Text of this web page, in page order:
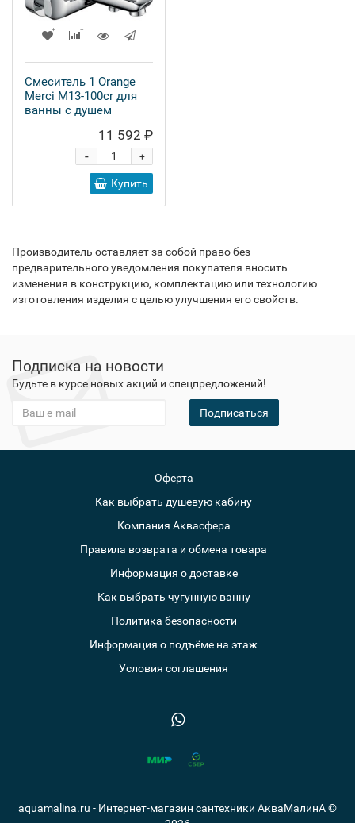
Смеситель 1 Orange
Merci M13-100cr для
ванны с душем
11 592 ₽
+
-
Купить
Производитель оставляет за собой право без
предварительного уведомления покупателя вносить
изменения в конструкцию, комплектацию или технологию
изготовления изделия с целью улучшения его свойств.
Подписка на новости
Будьте в курсе новых акций и спецпредложений!
Подписаться
Оферта
Как выбрать душевую кабину
Компания Аквасфера
Правила возврата и обмена товара
Информация о доставке
Как выбрать чугунную ванну
Политика безопасности
Информация о подъёме на этаж
Условия соглашения
aquamalina.ru - Интернет-магазин сантехники АкваМалинА ©